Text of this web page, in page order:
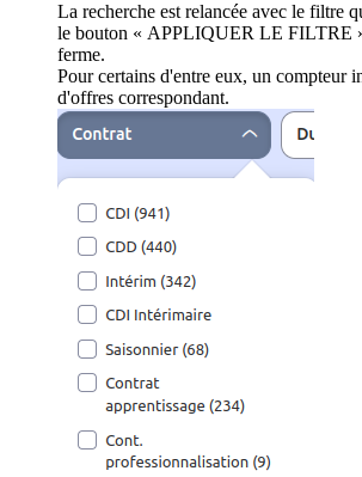
La recherche est relancée avec le filtre
le bouton « APPLIQUER LE FILTRE
ferme.
Pour certains d'entre eux, un compteur
d'offres correspondant.